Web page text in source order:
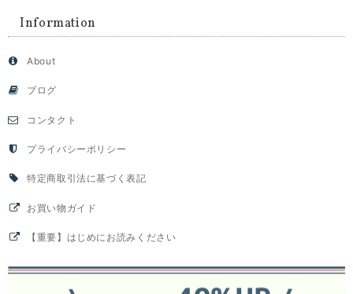
Information
About
ブログ
コンタクト
プライバシーポリシー
特定商取引法に基づく表記
お買い物ガイド
【重要】はじめにお読みください